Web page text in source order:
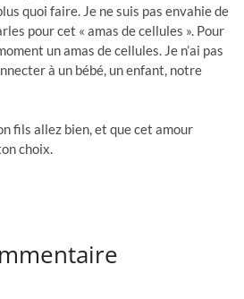
quoi faire. Je ne suis pas envahie de
pour cet « amas de cellules ». Pour
un amas de cellules. Je n’ai pas
à un bébé, un enfant, notre
fils allez bien, et que cet amour
choix.